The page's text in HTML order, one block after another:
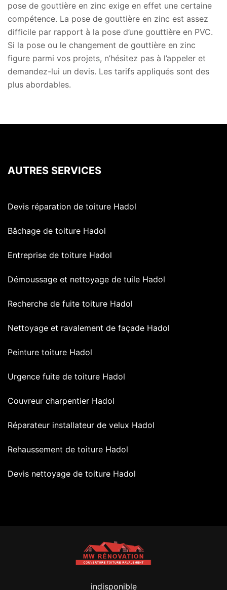
pose de gouttière en zinc exige en effet une certaine
compétence. La pose de gouttière en zinc est assez
difficile par rapport à la pose d’une gouttière en PVC.
Si la pose ou le changement de gouttière en zinc
figure parmi vos projets, n’hésitez pas à l’appeler et
demandez-lui un devis. Les tarifs appliqués sont des
plus abordables.
AUTRES SERVICES
Devis réparation de toiture Hadol
Bâchage de toiture Hadol
Entreprise de toiture Hadol
Démoussage et nettoyage de tuile Hadol
Recherche de fuite toiture Hadol
Nettoyage et ravalement de façade Hadol
Peinture toiture Hadol
Urgence fuite de toiture Hadol
Couvreur charpentier Hadol
Réparateur installateur de velux Hadol
Rehaussement de toiture Hadol
Devis nettoyage de toiture Hadol
indisponible